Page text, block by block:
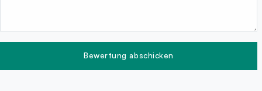
Bewertung abschicken